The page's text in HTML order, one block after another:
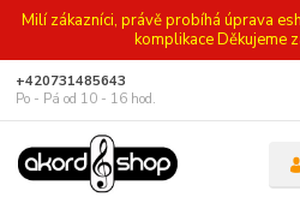
Milí zákazníci, právě probíhá úprava
komplikace Děkujeme
+420731485643
Po - Pá od 10 - 16 hod.